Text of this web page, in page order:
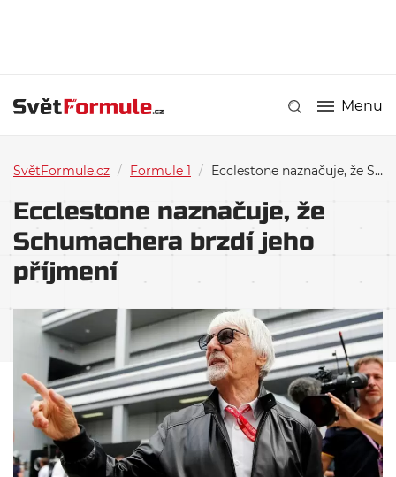
Menu
SvětFormule.cz / Formule 1 / Ecclestone naznačuje, že Schumachera brzdí jeho příjmení
Ecclestone naznačuje, že
Schumachera brzdí jeho
příjmení